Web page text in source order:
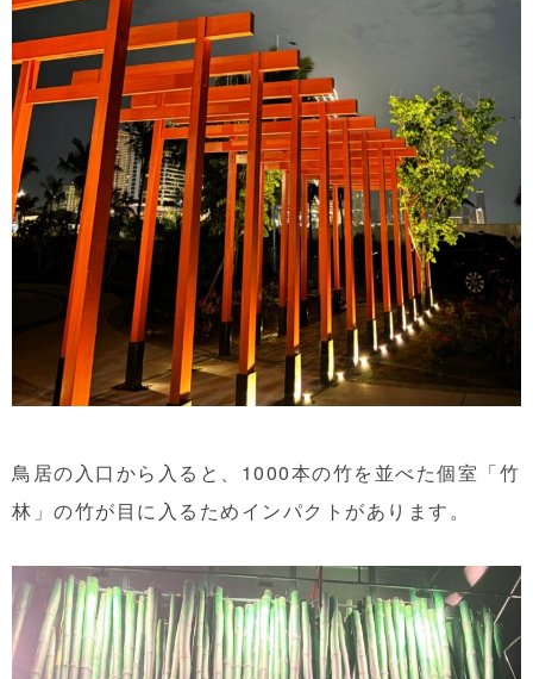
鳥居の入口から入ると、1000本の竹を並べた個室「竹
林」の竹が目に入るためインパクトがあります。